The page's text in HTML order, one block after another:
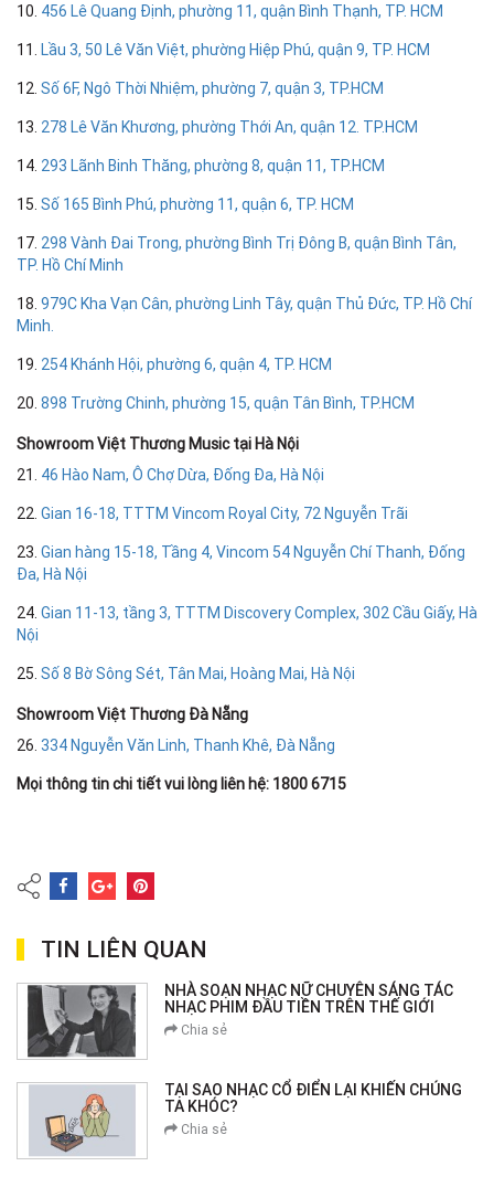
10. 456 Lê Quang Định, phường 11, quận Bình Thạnh, TP. HCM
11. Lầu 3, 50 Lê Văn Việt, phường Hiệp Phú, quận 9, TP. HCM
12. Số 6F, Ngô Thời Nhiệm, phường 7, quận 3, TP.HCM
13. 278 Lê Văn Khương, phường Thới An, quận 12. TP.HCM
14. 293 Lãnh Binh Thăng, phường 8, quận 11, TP.HCM
15. Số 165 Bình Phú, phường 11, quận 6, TP. HCM
17. 298 Vành Đai Trong, phường Bình Trị Đông B, quận Bình Tân,
TP. Hồ Chí Minh
18. 979C Kha Vạn Cân, phường Linh Tây, quận Thủ Đức, TP. Hồ Chí
Minh.
19. 254 Khánh Hội, phường 6, quận 4, TP. HCM
20. 898 Trường Chinh, phường 15, quận Tân Bình, TP.HCM
Showroom Việt Thương Music tại Hà Nội
21. 46 Hào Nam, Ô Chợ Dừa, Đống Đa, Hà Nội
22. Gian 16-18, TTTM Vincom Royal City, 72 Nguyễn Trãi
23. Gian hàng 15-18, Tầng 4, Vincom 54 Nguyễn Chí Thanh, Đống
Đa, Hà Nội
24. Gian 11-13, tầng 3, TTTM Discovery Complex, 302 Cầu Giấy, Hà
Nội
25. Số 8 Bờ Sông Sét, Tân Mai, Hoàng Mai, Hà Nội
Showroom Việt Thương Đà Nẵng
26. 334 Nguyễn Văn Linh, Thanh Khê, Đà Nẵng
Mọi thông tin chi tiết vui lòng liên hệ: 1800 6715
TIN LIÊN QUAN
NHÀ SOẠN NHẠC NỮ CHUYÊN SÁNG TÁC
NHẠC PHIM ĐẦU TIỀN TRÊN THẾ GIỚI
Chia sẻ
TẠI SAO NHẠC CỔ ĐIỂN LẠI KHIẾN CHÚNG
TA KHÓC?
Chia sẻ